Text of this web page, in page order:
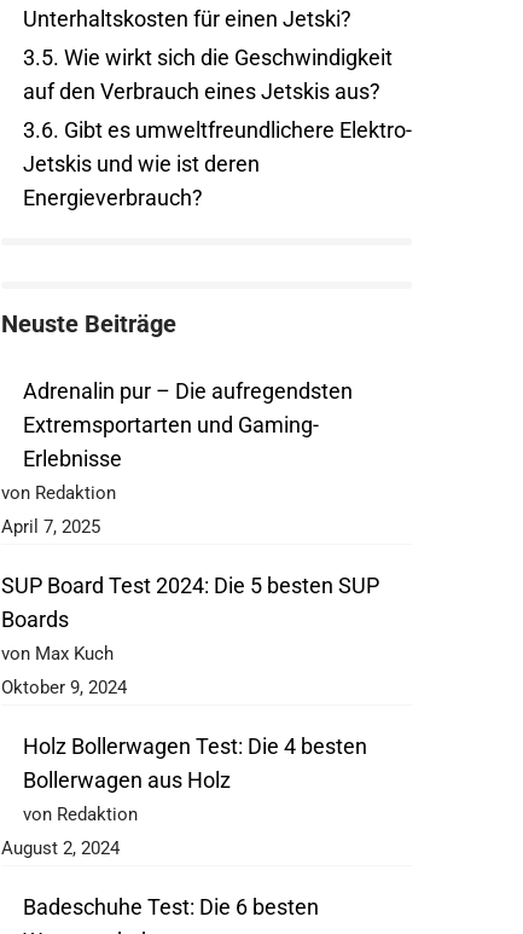
Unterhaltskosten für einen Jetski?
3.5. Wie wirkt sich die Geschwindigkeit
auf den Verbrauch eines Jetskis aus?
3.6. Gibt es umweltfreundlichere Elektro-
Jetskis und wie ist deren
Energieverbrauch?
Neuste Beiträge
Adrenalin pur – Die aufregendsten
Extremsportarten und Gaming-
Erlebnisse
von Redaktion
April 7, 2025
SUP Board Test 2024: Die 5 besten SUP
Boards
von Max Kuch
Oktober 9, 2024
Holz Bollerwagen Test: Die 4 besten
Bollerwagen aus Holz
von Redaktion
August 2, 2024
Badeschuhe Test: Die 6 besten